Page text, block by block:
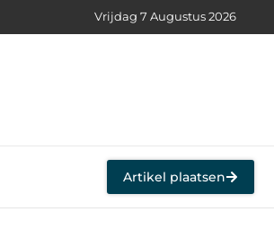
Vrijdag 7 Augustus 2026
Artikel plaatsen